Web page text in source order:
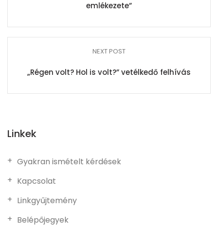
emlékezete”
NEXT POST
„Régen volt? Hol is volt?” vetélkedő felhívás
Linkek
Gyakran ismételt kérdések
Kapcsolat
Linkgyűjtemény
Belépőjegyek